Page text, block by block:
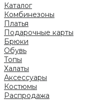
Каталог
Комбинезоны
Платья
Подарочные карты
Брюки
Обувь
Топы
Халаты
Аксессуары
Костюмы
Распродажа